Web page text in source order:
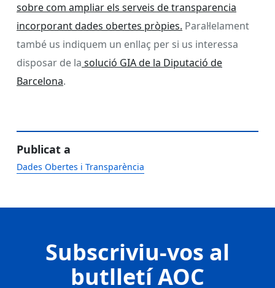
sobre com ampliar els serveis de transparencia
incorporant dades obertes pròpies. Paral·lelament
també us indiquem un enllaç per si us interessa
disposar de la solució GIA de la Diputació de
Barcelona.
Publicat a
Dades Obertes i Transparència
Subscriviu-vos al
butlletí AOC